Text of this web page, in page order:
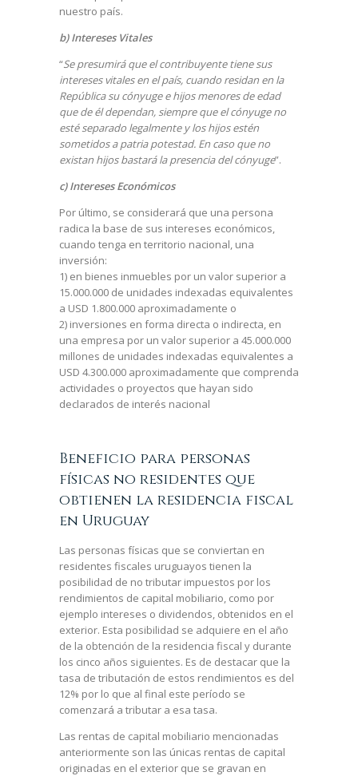
nuestro país.
b) Intereses Vitales
“Se presumirá que el contribuyente tiene sus
intereses vitales en el país, cuando residan en la
República su cónyuge e hijos menores de edad
que de él dependan, siempre que el cónyuge no
esté separado legalmente y los hijos estén
sometidos a patria potestad. En caso que no
existan hijos bastará la presencia del cónyuge”.
c) Intereses Económicos
Por último, se considerará que una persona
radica la base de sus intereses económicos,
cuando tenga en territorio nacional, una
inversión:
1) en bienes inmuebles por un valor superior a
15.000.000 de unidades indexadas equivalentes
a USD 1.800.000 aproximadamente o
2) inversiones en forma directa o indirecta, en
una empresa por un valor superior a 45.000.000
millones de unidades indexadas equivalentes a
USD 4.300.000 aproximadamente que comprenda
actividades o proyectos que hayan sido
declarados de interés nacional
Beneficio para personas
físicas no residentes que
obtienen la residencia fiscal
en Uruguay
Las personas físicas que se conviertan en
residentes fiscales uruguayos tienen la
posibilidad de no tributar impuestos por los
rendimientos de capital mobiliario, como por
ejemplo intereses o dividendos, obtenidos en el
exterior. Esta posibilidad se adquiere en el año
de la obtención de la residencia fiscal y durante
los cinco años siguientes. Es de destacar que la
tasa de tributación de estos rendimientos es del
12% por lo que al final este período se
comenzará a tributar a esa tasa.
Las rentas de capital mobiliario mencionadas
anteriormente son las únicas rentas de capital
originadas en el exterior que se gravan en